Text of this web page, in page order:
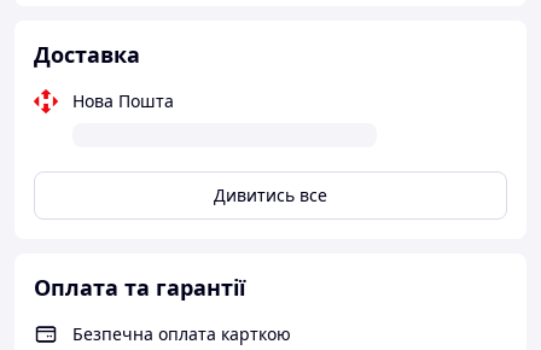
Доставка
Нова Пошта
Дивитись все
Оплата та гарантії
Безпечна оплата карткою